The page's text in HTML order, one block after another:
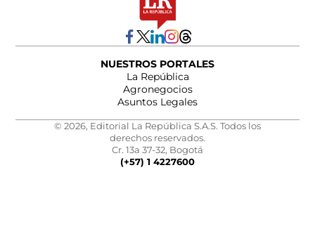
NUESTROS PORTALES
La República
Agronegocios
Asuntos Legales
© 2026, Editorial La República S.A.S. Todos los
derechos reservados.
Cr. 13a 37-32, Bogotá
(+57) 1 4227600